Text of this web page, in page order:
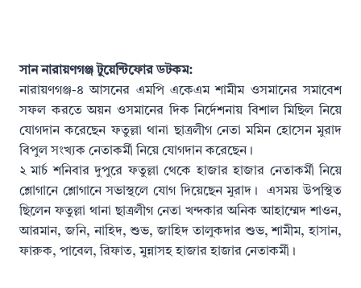
সান নারায়ণগঞ্জ টুয়েন্টিফোর ডটকম:
নারায়ণগঞ্জ-৪ আসনের এমপি একেএম শামীম ওসমানের সমাবেশ
সফল করতে অয়ন ওসমানের দিক নির্দেশনায় বিশাল মিছিল নিয়ে
যোগদান করেছেন ফতুল্লা থানা ছাত্রলীগ নেতা মমিন হোসেন মুরাদ
বিপুল সংখ্যক নেতাকর্মী নিয়ে যোগদান করেছেন।
২ মার্চ শনিবার দুপুরে ফতুল্লা থেকে হাজার হাজার নেতাকর্মী নিয়ে
শ্লোগানে শ্লোগানে সভাস্থলে যোগ দিয়েছেন মুরাদ। এসময় উপস্থিত
ছিলেন ফতুল্লা থানা ছাত্রলীগ নেতা খন্দকার অনিক আহাম্মেদ শাওন,
আরমান, জনি, নাহিদ, শুভ, জাহিদ তালুকদার শুভ, শামীম, হাসান,
ফারুক, পাবেল, রিফাত, মুন্নাসহ হাজার হাজার নেতাকর্মী।